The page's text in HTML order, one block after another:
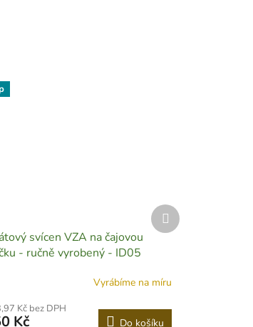
svícen VZA na čajovou
- ručně vyrobený - ID05
Vyrábíme na míru
Kč bez DPH
Kč Do košíku
Další
produkt